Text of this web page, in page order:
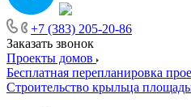
+7 (383) 205-20-86
Заказать звонок
Проекты домов
Бесплатная перепланировка
Строительство крыльца